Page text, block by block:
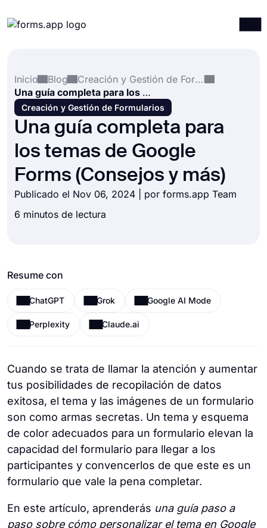
Integraciones
Plantillas
Recursos
Precios
Inicio
Blog
Creación y Gestión de Formularios
Una guía completa para los temas de Google Forms (Consejos y más)
Creación y Gestión de Formularios
Una guía completa para
los temas de Google
Forms (Consejos y más)
Publicado el Nov 06, 2024 | por forms.app Team
6 minutos de lectura
Resume con
ChatGPT Grok Google AI Mode
Perplexity Claude.ai
Cuando se trata de llamar la atención y aumentar
tus posibilidades de recopilación de datos
exitosa, el tema y las imágenes de un formulario
son como armas secretas. Un tema y esquema
de color adecuados para un formulario elevan la
capacidad del formulario para llegar a los
participantes y convencerlos de que este es un
formulario que vale la pena completar.
En este artículo, aprenderás una guía paso a
paso sobre cómo personalizar el tema en Google